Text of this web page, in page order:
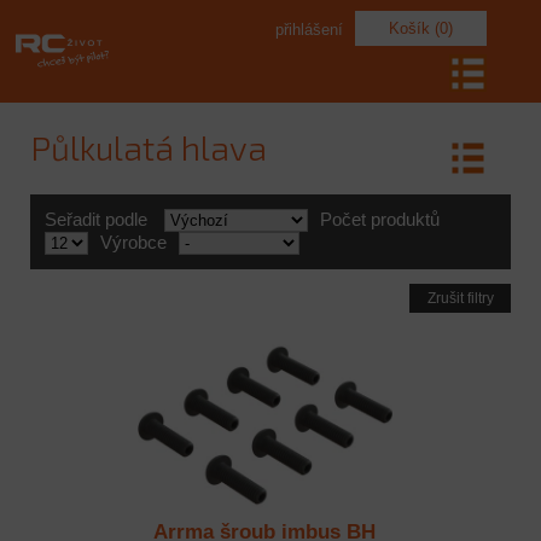
Košík (0)
přihlášení
Půlkulatá hlava
Seřadit podle
Počet produktů
Výrobce
Zrušit filtry
Arrma šroub imbus BH